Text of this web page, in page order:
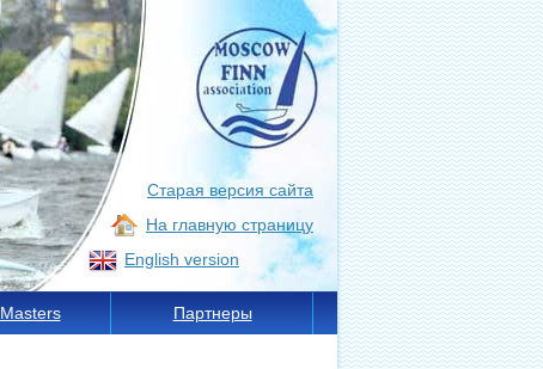
Старая версия сайта
На главную страницу
English version
Masters Партнеры